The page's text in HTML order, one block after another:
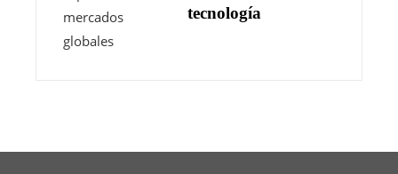
tecnología